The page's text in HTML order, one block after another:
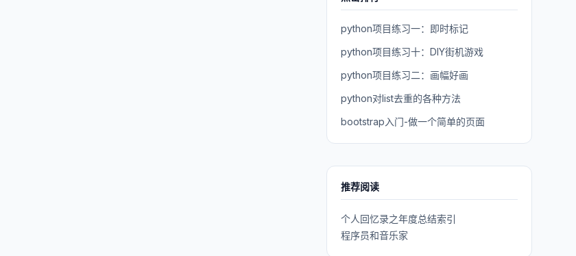
python项目练习一：即时标记
python项目练习十：DIY街机游戏
python项目练习二：画幅好画
python对list去重的各种方法
bootstrap入门-做一个简单的页面
推荐阅读
个人回忆录之年度总结索引
程序员和音乐家